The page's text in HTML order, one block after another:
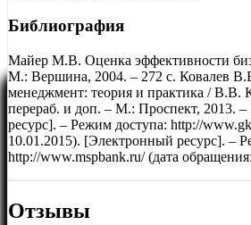
Библиография
Майер М.В. Оценка эффективности
М.: Вершина, 2004. – 272 с. Ковалев
менеджмент: теория и практика / В.В.
перераб. и доп. – М.: Проспект, 2013.
ресурс]. – Режим доступа: http://
10.01.2015). [Электронный ресурс]. –
http://www.mspbank.ru/ (дата
Отзывы